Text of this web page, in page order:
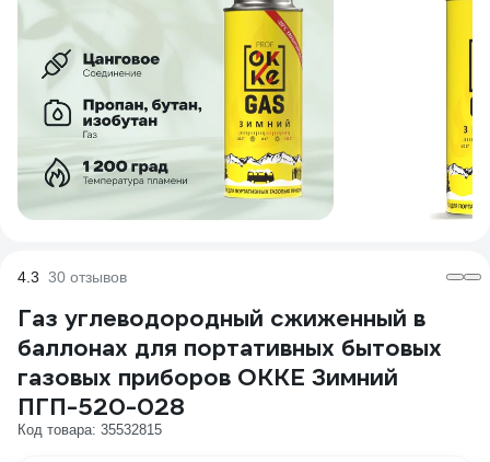
4.3 30 отзывов
Газ углеводородный сжиженный в
баллонах для портативных бытовых
газовых приборов OKKE Зимний
ПГП-520-028
Код товара: 35532815